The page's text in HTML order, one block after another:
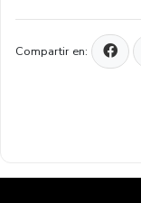
Compartir en: